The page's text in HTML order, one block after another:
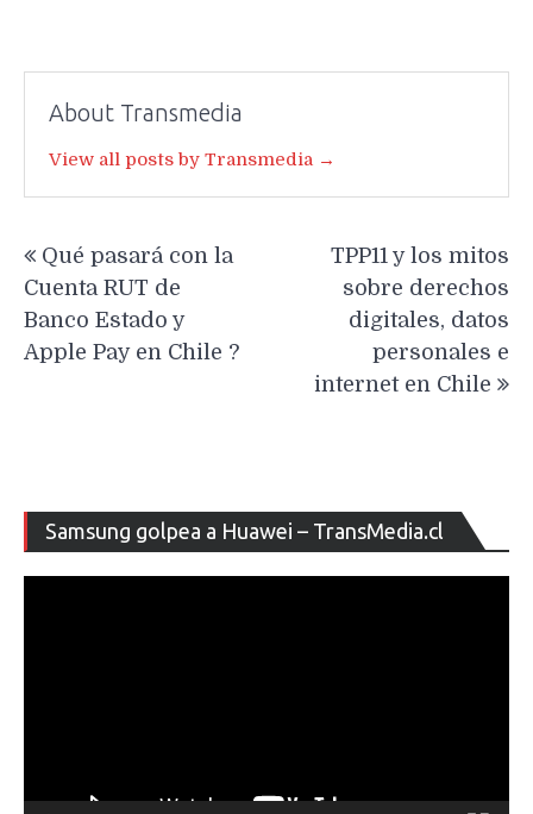
About Transmedia
View all posts by Transmedia →
de
entradas
Qué pasará con la
Cuenta RUT de
Banco Estado y
Apple Pay en Chile ?
TPP11 y los mitos
sobre derechos
digitales, datos
personales e
internet en Chile
Samsung golpea a Huawei – TransMedia.cl
de